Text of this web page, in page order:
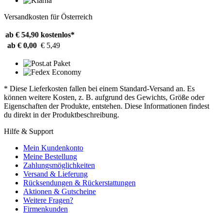
Versandkosten für Österreich
ab € 54,90 kostenlos*
ab € 0,00 € 5,49
* Diese Lieferkosten fallen bei einem Standard-Versand an. Es
können weitere Kosten, z. B. aufgrund des Gewichts, Größe oder
Eigenschaften der Produkte, entstehen. Diese Informationen findest
du direkt in der Produktbeschreibung.
Hilfe & Support
Mein Kundenkonto
Meine Bestellung
Zahlungsmöglichkeiten
Versand & Lieferung
Rücksendungen & Rückerstattungen
Aktionen & Gutscheine
Weitere Fragen?
Firmenkunden